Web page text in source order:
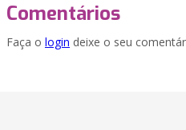
Comentários
Faça o login deixe o seu